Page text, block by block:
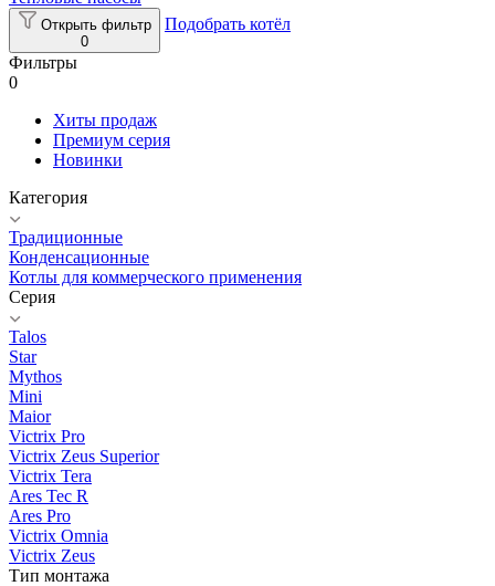
Открыть фильтр
0
Подобрать котёл
Фильтры
0
Хиты продаж
Премиум серия
Новинки
Категория
Традиционные
Конденсационные
Котлы для коммерческого применения
Серия
Talos
Star
Mythos
Mini
Maior
Victrix Pro
Victrix Zeus Superior
Victrix Tera
Ares Tec R
Ares Pro
Victrix Omnia
Victrix Zeus
Тип монтажа